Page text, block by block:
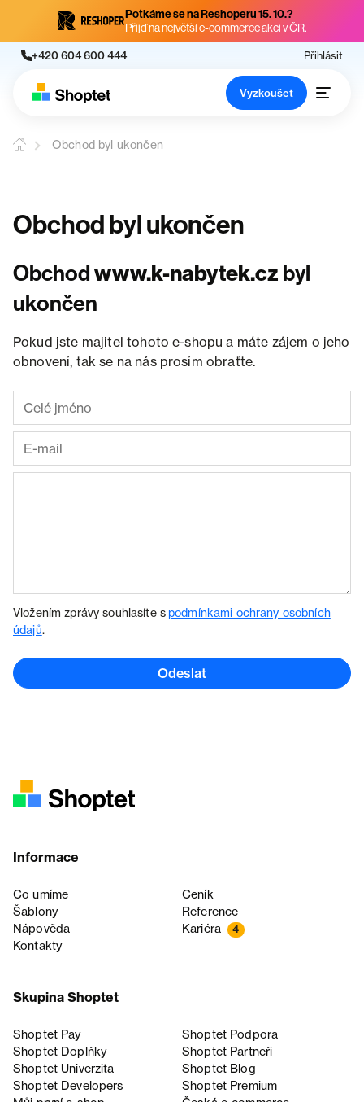
Potkáme se na Reshoperu 15. 10.?
Přijď na největší e-commerce akci v ČR.
+420 604 600 444 Přihlásit
Vyzkoušet
Obchod byl ukončen
Obchod byl ukončen
Obchodwww.k-nabytek.cz byl
ukončen
Pokud jste majitel tohoto e-shopu a máte zájem o jeho
obnovení, tak se na nás prosím obraťte.
Vložením zprávy souhlasíte spodmínkami ochrany osobních
údajů.
Odeslat
Informace
Co umíme
Ceník
Šablony
Reference
Nápověda
Kariéra 4
Kontakty
Skupina Shoptet
Shoptet Pay
Shoptet Podpora
Shoptet Doplňky
Shoptet Partneři
Shoptet Univerzita
Shoptet Blog
Shoptet Developers
Shoptet Premium